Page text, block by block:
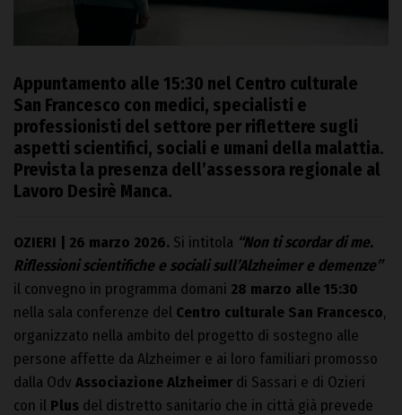
Appuntamento alle 15:30 nel Centro culturale
San Francesco con medici, specialisti e
professionisti del settore per riflettere sugli
aspetti scientifici, sociali e umani della malattia.
Prevista la presenza dell’assessora regionale al
Lavoro Desirè Manca.
OZIERI | 26 marzo 2026. Si intitola “Non ti scordar di me.
Riflessioni scientifiche e sociali sull’Alzheimer e demenze”
il convegno in programma domani 28 marzo alle 15:30
nella sala conferenze del Centro culturale San Francesco,
organizzato nella ambito del progetto di sostegno alle
persone affette da Alzheimer e ai loro familiari promosso
dalla Odv Associazione Alzheimer di Sassari e di Ozieri
con il Plus del distretto sanitario che in città già prevede